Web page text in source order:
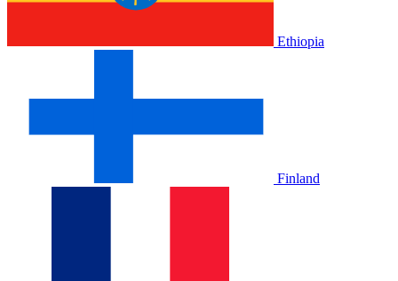
Ethiopia
Finland